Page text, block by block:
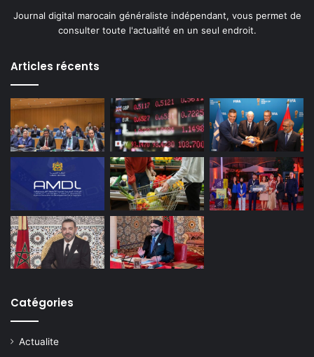
Journal digital marocain généraliste indépendant, vous permet de
consulter toute l'actualité en un seul endroit.
Articles récents
Catégories
Actualite